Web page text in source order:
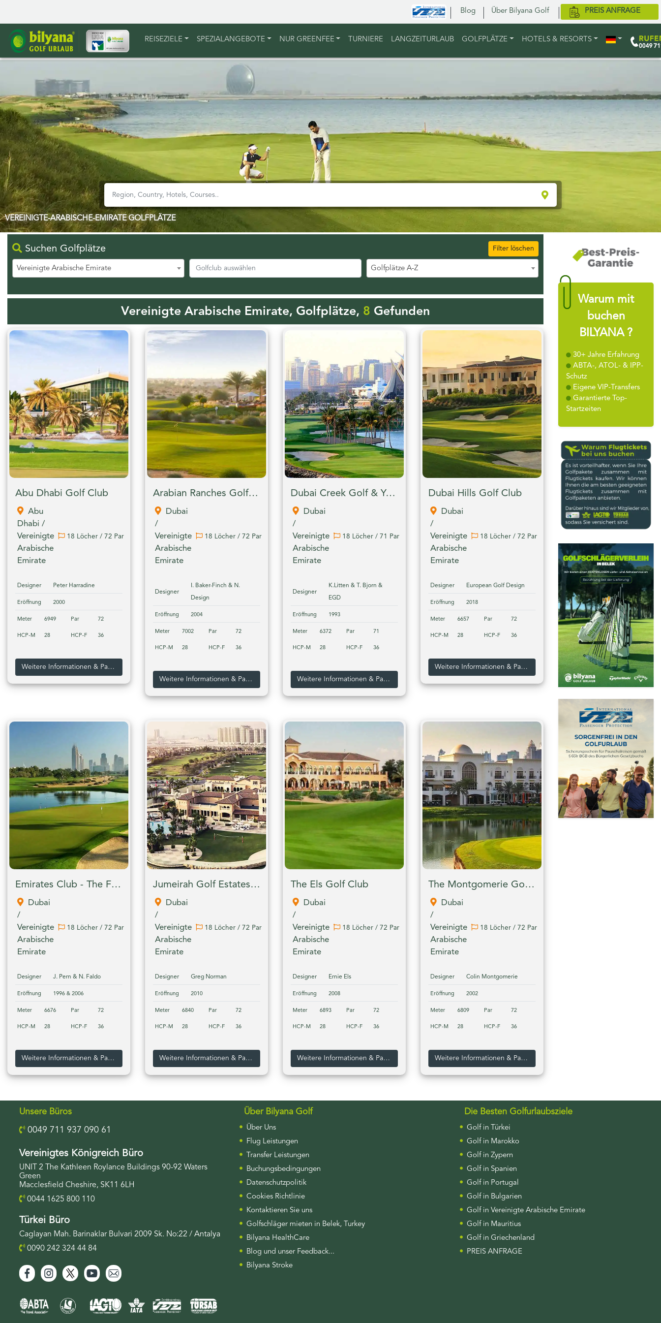
Blog Über Bilyana Golf PREIS ANFRAGE
REISEZIELE SPEZIALANGEBOTE NUR GREENFEE TURNIERE LANGZEITURLAUB GOLFPLÄTZE HOTELS & RESORTS
VEREINIGTE-ARABISCHE-EMIRATE GOLFPLÄTZE
Suchen Golfplätze Filter löschen
Vereinigte Arabische Emirate Golfplätze A-Z
Vereinigte Arabische Emirate, Golfplätze, 8 Gefunden
Abu Dhabi Golf Club
Abu
Dhabi /
Vereinigte
Arabische
Emirate
18 Löcher / 72 Par
Designer Peter Harradine
Eröffnung 2000
Meter 6949 Par 72
HCP-M 28 HCP-F 36
Weitere Informationen & Pakete zum Abu Dhabi Golf Club
Arabian Ranches Golf Club
Dubai
/
Vereinigte
Arabische
Emirate
18 Löcher / 72 Par
Designer
I. Baker-Finch & N.
Design
Eröffnung 2004
Meter 7002 Par 72
HCP-M 28 HCP-F 36
Weitere Informationen & Pakete zum Arabian Ranches Golf Club
Dubai Creek Golf & Yacht Club
Dubai
/
Vereinigte
Arabische
Emirate
18 Löcher / 71 Par
Designer
K.Litten & T. Bjorn &
EGD
Eröffnung 1993
Meter 6372 Par 71
HCP-M 28 HCP-F 36
Weitere Informationen & Pakete zum Dubai Creek Golf & Yacht Club
Dubai Hills Golf Club
Dubai
/
Vereinigte
Arabische
Emirate
18 Löcher / 72 Par
Designer European Golf Design
Eröffnung 2018
Meter 6657 Par 72
HCP-M 28 HCP-F 36
Weitere Informationen & Pakete zum Dubai Hills Golf Club
Emirates Club - The Faldo Course
Dubai
/
Vereinigte
Arabische
Emirate
18 Löcher / 72 Par
Designer J. Pern & N. Faldo
Eröffnung 1996 & 2006
Meter 6676 Par 72
HCP-M 28 HCP-F 36
Weitere Informationen & Pakete zum Emirates Club - The Faldo Course
Jumeirah Golf Estates - The Fire Course
Dubai
/
Vereinigte
Arabische
Emirate
18 Löcher / 72 Par
Designer Greg Norman
Eröffnung 2010
Meter 6840 Par 72
HCP-M 28 HCP-F 36
Weitere Informationen & Pakete zum Jumeirah Golf Estates - The Fire Course
The Els Golf Club
Dubai
/
Vereinigte
Arabische
Emirate
18 Löcher / 72 Par
Designer Ernie Els
Eröffnung 2008
Meter 6893 Par 72
HCP-M 28 HCP-F 36
Weitere Informationen & Pakete zum The Els Golf Club
The Montgomerie Golf Club Dubai
Dubai
/
Vereinigte
Arabische
Emirate
18 Löcher / 72 Par
Designer Colin Montgomerie
Eröffnung 2002
Meter 6809 Par 72
HCP-M 28 HCP-F 36
Weitere Informationen & Pakete zum The Montgomerie Golf Club Dubai
Warum mit
buchen
BILYANA ?
30+ Jahre Erfahrung
ABTA-, ATOL- & IPP-
Schutz
Eigene VIP-Transfers
Garantierte Top-
Startzeiten
Unsere Büros
0049 711 937 090 61
Vereinigtes Königreich Büro
UNIT 2 The Kathleen Roylance Buildings 90-92 Waters
Green
Macclesfield Cheshire, SK11 6LH
0044 1625 800 110
Türkei Büro
Caglayan Mah. Barinaklar Bulvari 2009 Sk. No:22 / Antalya
0090 242 324 44 84
Über Bilyana Golf
Über Uns
Flug Leistungen
Transfer Leistungen
Buchungsbedingungen
Datenschutzpolitik
Cookies Richtlinie
Kontaktieren Sie uns
Golfschläger mieten in Belek, Turkey
Bilyana HealthCare
Blog und unser Feedback...
Bilyana Stroke
Die Besten Golfurlaubsziele
Golf in Türkei
Golf in Marokko
Golf in Zypern
Golf in Spanien
Golf in Portugal
Golf in Bulgarien
Golf in Vereinigte Arabische Emirate
Golf in Mauritius
Golf in Griechenland
PREIS ANFRAGE